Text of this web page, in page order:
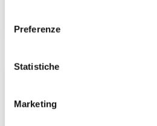
Preferenze
Statistiche
Marketing
ASL Bari – Ospedale